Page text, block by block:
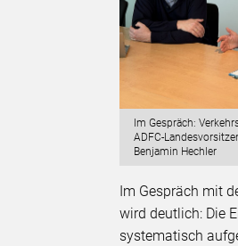
Im Gespräch:
ADFC-
Benjamin Hechler
Im Gespräch mit
wird deutlich: Die
systematisch